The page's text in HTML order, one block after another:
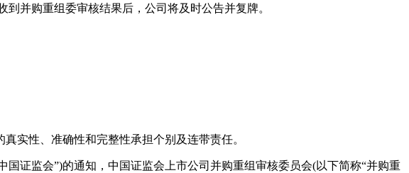
并购重组委审核结果后，公司将及时公告并复牌。
实性、准确性和完整性承担个别及连带责任。
证监会”)的通知，中国证监会上市公司并购重组审核委员会(以下简称“并购重